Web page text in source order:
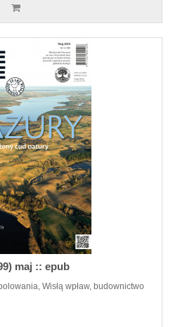
maj :: epub
Wisłą wpław, budownictwo